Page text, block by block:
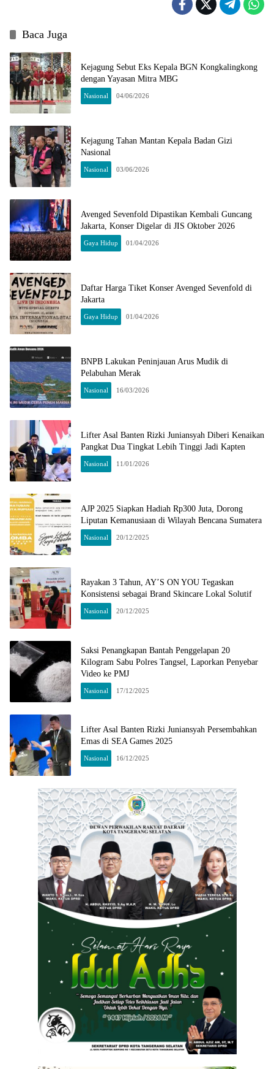
Baca Juga
Kejagung Sebut Eks Kepala BGN Kongkalingkong
dengan Yayasan Mitra MBG
Nasional 04/06/2026
Kejagung Tahan Mantan Kepala Badan Gizi
Nasional
Nasional 03/06/2026
Avenged Sevenfold Dipastikan Kembali Guncang
Jakarta, Konser Digelar di JIS Oktober 2026
Gaya Hidup 01/04/2026
Daftar Harga Tiket Konser Avenged Sevenfold di
Jakarta
Gaya Hidup 01/04/2026
BNPB Lakukan Peninjauan Arus Mudik di
Pelabuhan Merak
Nasional 16/03/2026
Lifter Asal Banten Rizki Juniansyah Diberi Kenaikan
Pangkat Dua Tingkat Lebih Tinggi Jadi Kapten
Nasional 11/01/2026
AJP 2025 Siapkan Hadiah Rp300 Juta, Dorong
Liputan Kemanusiaan di Wilayah Bencana Sumatera
Nasional 20/12/2025
Rayakan 3 Tahun, AY’S ON YOU Tegaskan
Konsistensi sebagai Brand Skincare Lokal Solutif
Nasional 20/12/2025
Saksi Penangkapan Bantah Penggelapan 20
Kilogram Sabu Polres Tangsel, Laporkan Penyebar
Video ke PMJ
Nasional 17/12/2025
Lifter Asal Banten Rizki Juniansyah Persembahkan
Emas di SEA Games 2025
Nasional 16/12/2025